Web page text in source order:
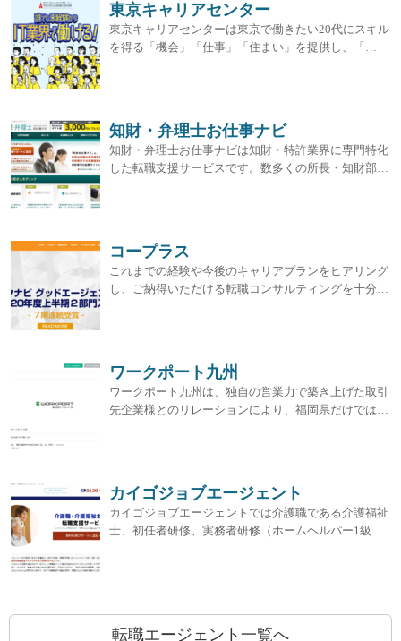
東京キャリアセンター
東京キャリアセンターは東京で働きたい20代にスキル
を得る「機会」「仕事」「住まい」を提供し、「…
知財・弁理士お仕事ナビ
知財・弁理士お仕事ナビは知財・特許業界に専門特化
した転職支援サービスです。数多くの所長・知財部…
コープラス
これまでの経験や今後のキャリアプランをヒアリング
し、ご納得いただける転職コンサルティングを十分…
ワークポート九州
ワークポート九州は、独自の営業力で築き上げた取引
先企業様とのリレーションにより、福岡県だけでは…
カイゴジョブエージェント
カイゴジョブエージェントでは介護職である介護福祉
士、初任者研修、実務者研修（ホームヘルパー1級…
転職エージェント一覧へ